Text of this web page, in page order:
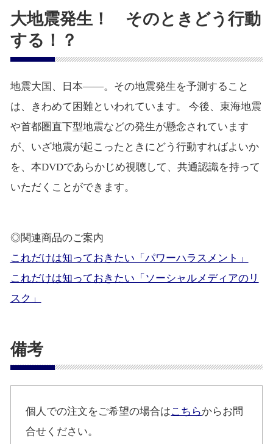
大地震発生！ そのときどう行動
する！？
地震大国、日本――。その地震発生を予測すること
は、きわめて困難といわれています。 今後、東海地震
や首都圏直下型地震などの発生が懸念されています
が、いざ地震が起こったときにどう行動すればよいか
を、本DVDであらかじめ視聴して、共通認識を持って
いただくことができます。
◎関連商品のご案内
これだけは知っておきたい「パワーハラスメント」
これだけは知っておきたい「ソーシャルメディアのリ
スク」
備考
個人での注文をご希望の場合はこちらからお問
合せください。